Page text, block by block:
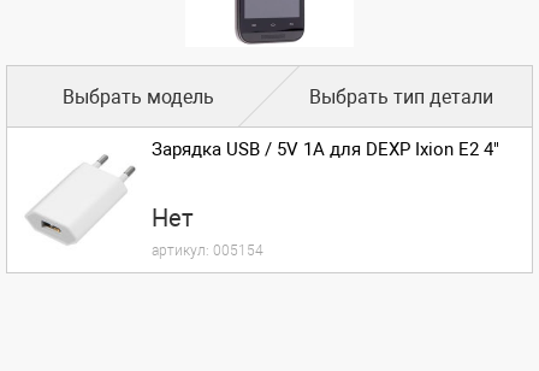
Выбрать модель Выбрать тип детали
Зарядка USB / 5V 1A для DEXP Ixion E2 4"
Нет
артикул: 005154